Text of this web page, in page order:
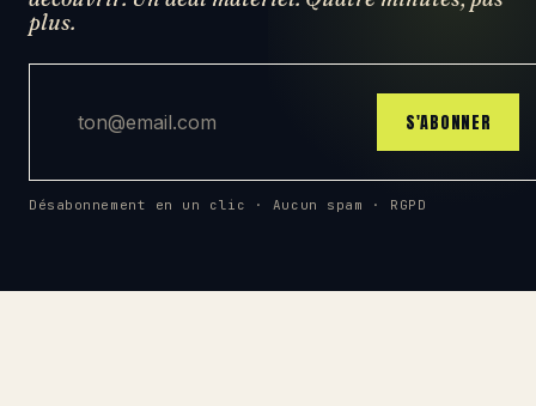
plus.
S'ABONNER
Désabonnement en un clic · Aucun spam · RGPD